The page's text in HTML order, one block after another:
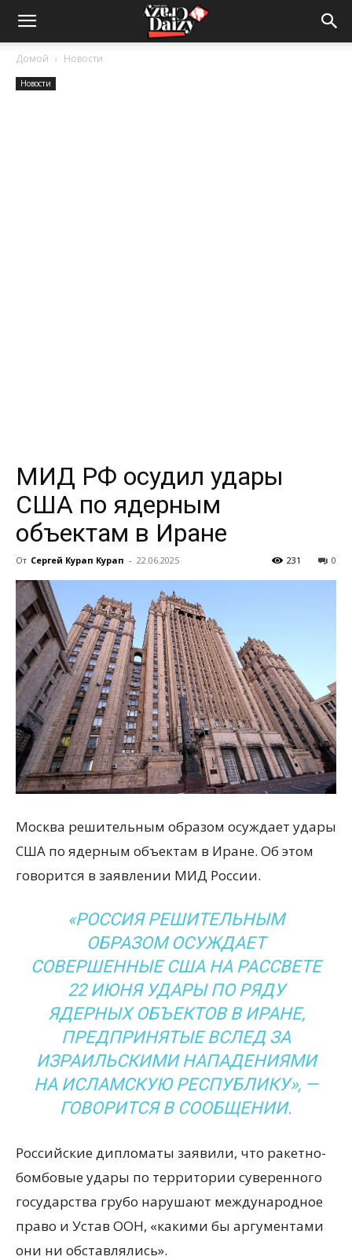
Crazy-
Daizy
Домой Новости
Новости
МИД РФ осудил удары
США по ядерным
объектам в Иране
От Сергей Курап Курап - 22.06.2025 0
231
Москва решительным образом осуждает удары
США по ядерным объектам в Иране. Об этом
говорится в заявлении МИД России.
«РОССИЯ РЕШИТЕЛЬНЫМ
ОБРАЗОМ ОСУЖДАЕТ
СОВЕРШЕННЫЕ США НА РАССВЕТЕ
22 ИЮНЯ УДАРЫ ПО РЯДУ
ЯДЕРНЫХ ОБЪЕКТОВ В ИРАНЕ,
ПРЕДПРИНЯТЫЕ ВСЛЕД ЗА
ИЗРАИЛЬСКИМИ НАПАДЕНИЯМИ
НА ИСЛАМСКУЮ РЕСПУБЛИКУ», —
ГОВОРИТСЯ В СООБЩЕНИИ.
Российские дипломаты заявили, что ракетно-
бомбовые удары по территории суверенного
государства грубо нарушают международное
право и Устав ООН, «какими бы аргументами
они ни обставлялись».